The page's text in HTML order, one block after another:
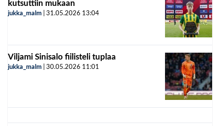
kutsuttiin mukaan
jukka_malm 31.05.2026 13:04
Viljami Sinisalo fiilisteli tuplaa
jukka_malm 30.05.2026 11:01